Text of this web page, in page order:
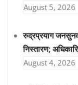
August 5, 2026
रुद्रप्रयाग
निस्तारण;
August 4, 2026